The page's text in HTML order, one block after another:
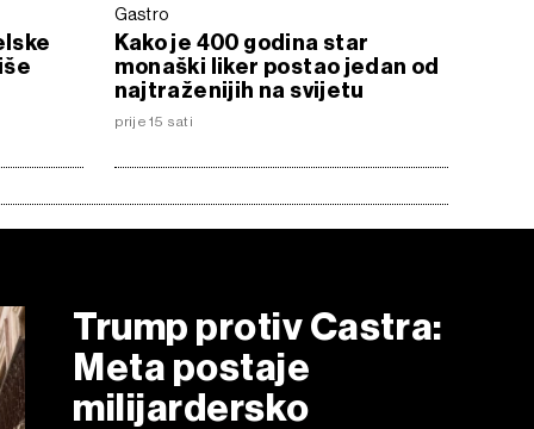
Gastro
Kako je 400 godina star
monaški liker postao jedan od
najtraženijih na svijetu
prije 15 sati
Trump protiv Castra:
Meta postaje
milijardersko